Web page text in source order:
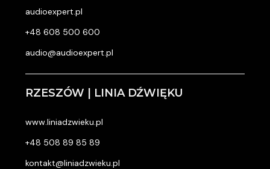
audioexpert.pl
+48 608 500 600
audio@audioexpert.pl
RZESZÓW | LINIA DŹWIĘKU
www.liniadzwieku.pl
+48 508 89 85 89
kontakt@liniadzwieku.pl